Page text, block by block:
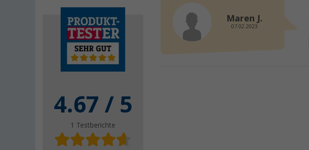
4.67 / 5
1 Testberichte
Maren J.
07.02.2023